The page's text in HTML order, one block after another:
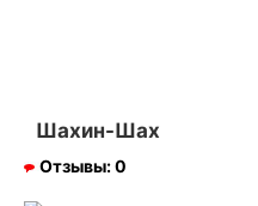
Шахин-Шах
Отзывы:0